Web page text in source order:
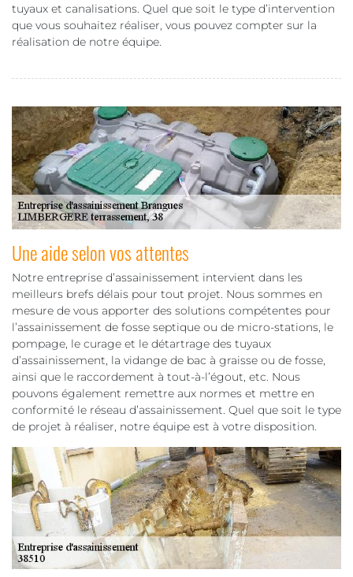
tuyaux et canalisations. Quel que soit le type d’intervention
que vous souhaitez réaliser, vous pouvez compter sur la
réalisation de notre équipe.
Une aide selon vos attentes
Notre entreprise d’assainissement intervient dans les
meilleurs brefs délais pour tout projet. Nous sommes en
mesure de vous apporter des solutions compétentes pour
l’assainissement de fosse septique ou de micro-stations, le
pompage, le curage et le détartrage des tuyaux
d’assainissement, la vidange de bac à graisse ou de fosse,
ainsi que le raccordement à tout-à-l’égout, etc. Nous
pouvons également remettre aux normes et mettre en
conformité le réseau d’assainissement. Quel que soit le type
de projet à réaliser, notre équipe est à votre disposition.